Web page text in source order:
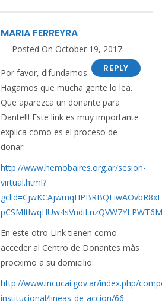
MARIA FERREYRA
Posted On October 19, 2017
REPLY
Por favor, difundamos.
Hagamos que mucha gente lo lea.
Que aparezca un donante para
Dante!!! Este link es muy importante
explica como es el proceso de
donar:
http://www.hemobaires.org.ar/sesion-
virtual.html?
En este otro Link tienen como
acceder al Centro de Donantes màs
procximo a su domicilio:
http://www.incucai.gov.ar/index.php/
institucional/lineas-de-accion/66-